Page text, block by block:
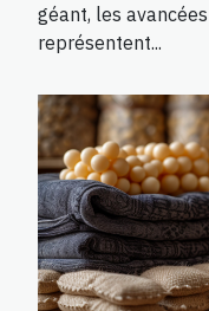
géant, les
représentent...